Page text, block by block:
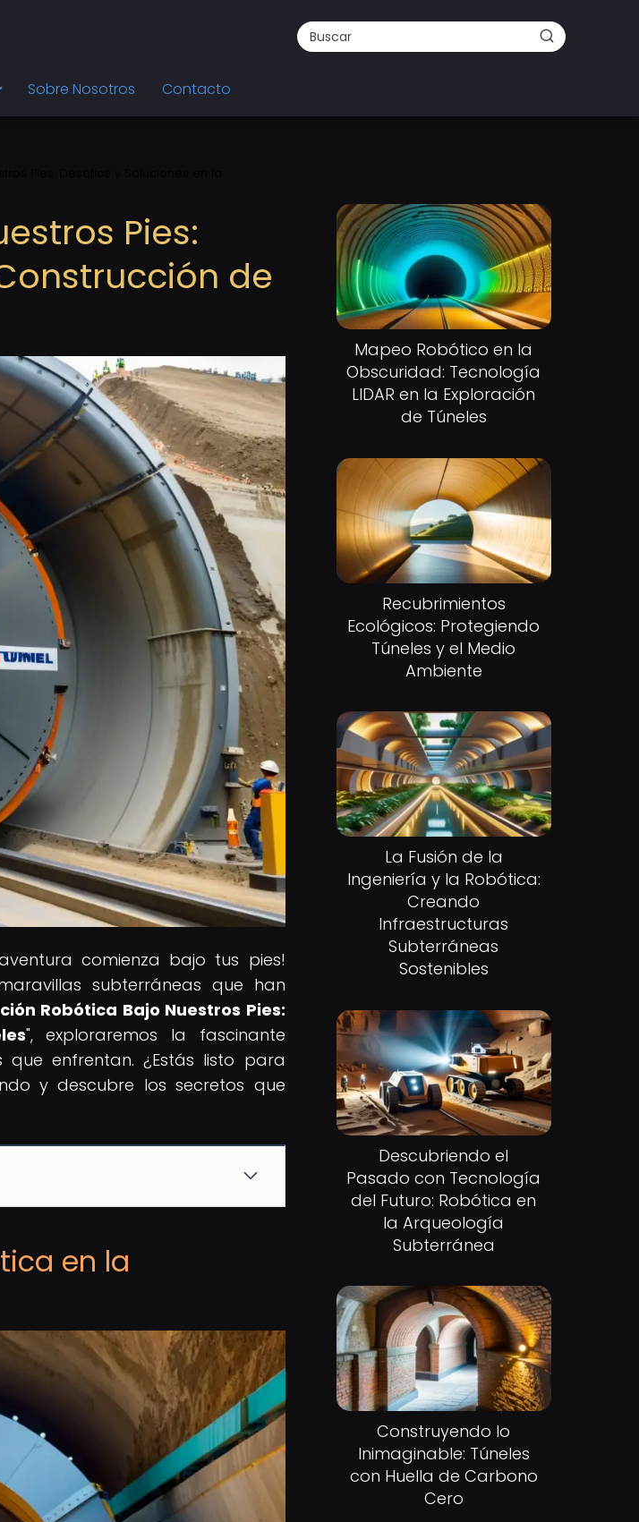
Sobre Nosotros Contacto
Pies:
de
comienza bajo tus pies!
subterráneas que han
Robótica Bajo Nuestros Pies:
", exploraremos la fascinante
enfrentan. ¿Estás listo para
y descubre los secretos que
en la
Mapeo Robótico en la
Obscuridad: Tecnología
LIDAR en la Exploración
de Túneles
Recubrimientos
Ecológicos: Protegiendo
Túneles y el Medio
Ambiente
La Fusión de la
Ingeniería y la Robótica:
Creando
Infraestructuras
Subterráneas
Sostenibles
Descubriendo el
Pasado con Tecnología
del Futuro: Robótica en
la Arqueología
Subterránea
Construyendo lo
Inimaginable: Túneles
con Huella de Carbono
Cero